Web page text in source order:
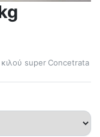
super Concetrata